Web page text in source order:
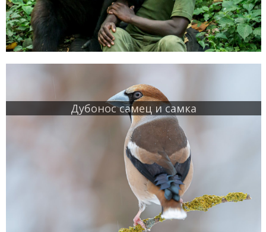
Дубонос самец и самка